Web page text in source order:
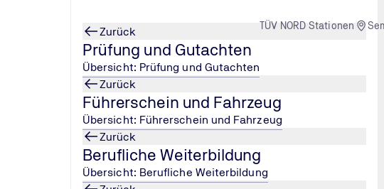
TÜV NORD Stationen
Zurück
Prüfung und Gutachten
Übersicht: Prüfung und Gutachten
Zurück
Führerschein und Fahrzeug
Übersicht: Führerschein und Fahrzeug
Zurück
Berufliche Weiterbildung
Übersicht: Berufliche Weiterbildung
Methoden der Risikobewertung i...
n Unternehmen: Überblick